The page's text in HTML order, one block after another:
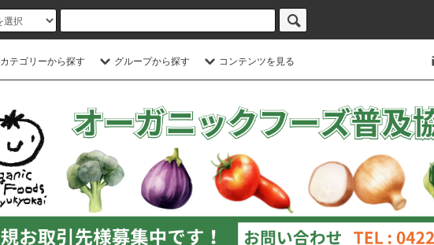
カテゴリーから探す グループから探す コンテンツを見る